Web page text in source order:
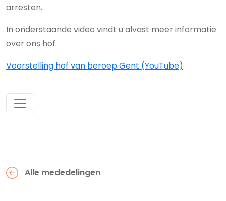
arresten.
In onderstaande video vindt u alvast meer informatie
over ons hof.
Voorstelling hof van beroep Gent (YouTube)
Alle mededelingen